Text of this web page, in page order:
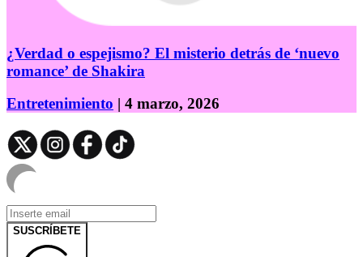
¿Verdad o espejismo? El misterio detrás de ‘nuevo
romance’ de Shakira
Entretenimiento | 4 marzo, 2026
SUSCRÍBETE